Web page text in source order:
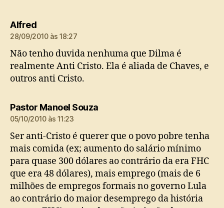
Alfreddiz:
28/09/2010 às 18:27
Não tenho duvida nenhuma que Dilma é
realmente Anti Cristo. Ela é aliada de Chaves, e
outros anti Cristo.
Pastor Manoel Souzadiz:
05/10/2010 às 11:23
Ser anti-Cristo é querer que o povo pobre tenha
mais comida (ex; aumento do salário mínimo
para quase 300 dólares ao contrário da era FHC
que era 48 dólares), mais emprego (mais de 6
milhões de empregos formais no governo Lula
ao contrário do maior desemprego da história